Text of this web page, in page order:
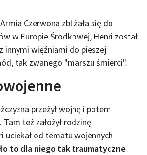
Czerwona zbliżała się do
w Europie Środkowej, Henri został
innymi więźniami do pieszej
tak zwanego "marszu śmierci".
przeżył wojnę i potem
też założył rodzinę.
uciekał od tematu wojennych
to dla niego tak traumatyczne